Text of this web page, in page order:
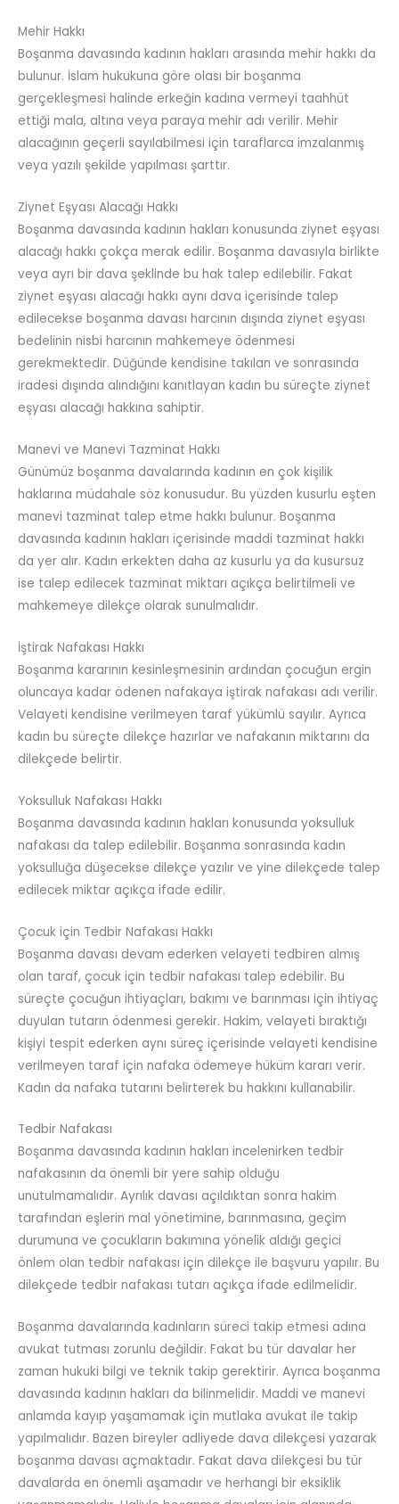
Mehir Hakkı
Boşanma davasında kadının hakları arasında mehir hakkı da
bulunur. İslam hukukuna göre olası bir boşanma
gerçekleşmesi halinde erkeğin kadına vermeyi taahhüt
ettiği mala, altına veya paraya mehir adı verilir. Mehir
alacağının geçerli sayılabilmesi için taraflarca imzalanmış
veya yazılı şekilde yapılması şarttır.
Ziynet Eşyası Alacağı Hakkı
Boşanma davasında kadının hakları konusunda ziynet eşyası
alacağı hakkı çokça merak edilir. Boşanma davasıyla birlikte
veya ayrı bir dava şeklinde bu hak talep edilebilir. Fakat
ziynet eşyası alacağı hakkı aynı dava içerisinde talep
edilecekse boşanma davası harcının dışında ziynet eşyası
bedelinin nisbi harcının mahkemeye ödenmesi
gerekmektedir. Düğünde kendisine takılan ve sonrasında
iradesi dışında alındığını kanıtlayan kadın bu süreçte ziynet
eşyası alacağı hakkına sahiptir.
Manevi ve Manevi Tazminat Hakkı
Günümüz boşanma davalarında kadının en çok kişilik
haklarına müdahale söz konusudur. Bu yüzden kusurlu eşten
manevi tazminat talep etme hakkı bulunur. Boşanma
davasında kadının hakları içerisinde maddi tazminat hakkı
da yer alır. Kadın erkekten daha az kusurlu ya da kusursuz
ise talep edilecek tazminat miktarı açıkça belirtilmeli ve
mahkemeye dilekçe olarak sunulmalıdır.
İştirak Nafakası Hakkı
Boşanma kararının kesinleşmesinin ardından çocuğun ergin
oluncaya kadar ödenen nafakaya iştirak nafakası adı verilir.
Velayeti kendisine verilmeyen taraf yükümlü sayılır. Ayrıca
kadın bu süreçte dilekçe hazırlar ve nafakanın miktarını da
dilekçede belirtir.
Yoksulluk Nafakası Hakkı
Boşanma davasında kadının hakları konusunda yoksulluk
nafakası da talep edilebilir. Boşanma sonrasında kadın
yoksulluğa düşecekse dilekçe yazılır ve yine dilekçede talep
edilecek miktar açıkça ifade edilir.
Çocuk için Tedbir Nafakası Hakkı
Boşanma davası devam ederken velayeti tedbiren almış
olan taraf, çocuk için tedbir nafakası talep edebilir. Bu
süreçte çocuğun ihtiyaçları, bakımı ve barınması için ihtiyaç
duyulan tutarın ödenmesi gerekir. Hakim, velayeti bıraktığı
kişiyi tespit ederken aynı süreç içerisinde velayeti kendisine
verilmeyen taraf için nafaka ödemeye hüküm kararı verir.
Kadın da nafaka tutarını belirterek bu hakkını kullanabilir.
Tedbir Nafakası
Boşanma davasında kadının hakları incelenirken tedbir
nafakasının da önemli bir yere sahip olduğu
unutulmamalıdır. Ayrılık davası açıldıktan sonra hakim
tarafından eşlerin mal yönetimine, barınmasına, geçim
durumuna ve çocukların bakımına yönelik aldığı geçici
önlem olan tedbir nafakası için dilekçe ile başvuru yapılır. Bu
dilekçede tedbir nafakası tutarı açıkça ifade edilmelidir.
Boşanma davalarında kadınların süreci takip etmesi adına
avukat tutması zorunlu değildir. Fakat bu tür davalar her
zaman hukuki bilgi ve teknik takip gerektirir. Ayrıca boşanma
davasında kadının hakları da bilinmelidir. Maddi ve manevi
anlamda kayıp yaşamamak için mutlaka avukat ile takip
yapılmalıdır. Bazen bireyler adliyede dava dilekçesi yazarak
boşanma davası açmaktadır. Fakat dava dilekçesi bu tür
davalarda en önemli aşamadır ve herhangi bir eksiklik